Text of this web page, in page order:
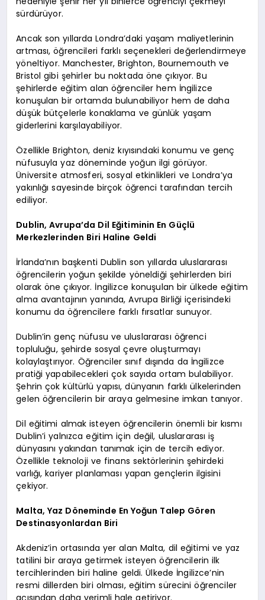
sürdürüyor.
Ancak son yıllarda Londra’daki yaşam maliyetlerinin
artması, öğrencileri farklı seçenekleri değerlendirmeye
yöneltiyor. Manchester, Brighton, Bournemouth ve
Bristol gibi şehirler bu noktada öne çıkıyor. Bu
şehirlerde eğitim alan öğrenciler hem İngilizce
konuşulan bir ortamda bulunabiliyor hem de daha
düşük bütçelerle konaklama ve günlük yaşam
giderlerini karşılayabiliyor.
Özellikle Brighton, deniz kıyısındaki konumu ve genç
nüfusuyla yaz döneminde yoğun ilgi görüyor.
Üniversite atmosferi, sosyal etkinlikleri ve Londra’ya
yakınlığı sayesinde birçok öğrenci tarafından tercih
ediliyor.
Dublin, Avrupa’da Dil Eğitiminin En Güçlü
Merkezlerinden Biri Haline Geldi
İrlanda’nın başkenti Dublin son yıllarda uluslararası
öğrencilerin yoğun şekilde yöneldiği şehirlerden biri
olarak öne çıkıyor. İngilizce konuşulan bir ülkede eğitim
alma avantajının yanında, Avrupa Birliği içerisindeki
konumu da öğrencilere farklı fırsatlar sunuyor.
Dublin’in genç nüfusu ve uluslararası öğrenci
topluluğu, şehirde sosyal çevre oluşturmayı
kolaylaştırıyor. Öğrenciler sınıf dışında da İngilizce
pratiği yapabilecekleri çok sayıda ortam bulabiliyor.
Şehrin çok kültürlü yapısı, dünyanın farklı ülkelerinden
gelen öğrencilerin bir araya gelmesine imkan tanıyor.
Dil eğitimi almak isteyen öğrencilerin önemli bir kısmı
Dublin’i yalnızca eğitim için değil, uluslararası iş
dünyasını yakından tanımak için de tercih ediyor.
Özellikle teknoloji ve finans sektörlerinin şehirdeki
varlığı, kariyer planlaması yapan gençlerin ilgisini
çekiyor.
Malta, Yaz Döneminde En Yoğun Talep Gören
Destinasyonlardan Biri
Akdeniz’in ortasında yer alan Malta, dil eğitimi ve yaz
tatilini bir araya getirmek isteyen öğrencilerin ilk
tercihlerinden biri haline geldi. Ülkede İngilizce’nin
resmi dillerden biri olması, eğitim sürecini öğrenciler